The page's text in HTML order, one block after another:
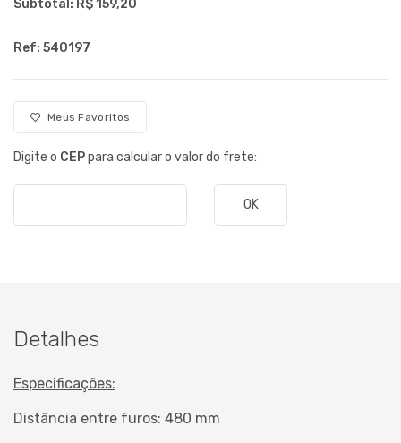
Subtotal: R$ 159,20
Ref: 540197
Meus Favoritos
Digite o CEPpara calcular o valor do frete:
OK
Detalhes
Especificações:
Distância entre furos: 480 mm